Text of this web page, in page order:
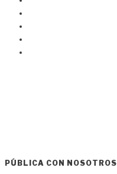
PÚBLICA CON NOSOTROS